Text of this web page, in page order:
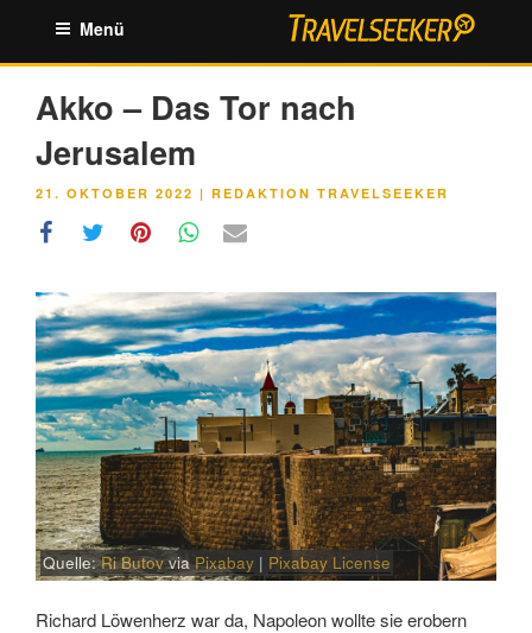
springen
Menü
Akko – Das Tor nach
Jerusalem
VERÖFFENTLICHT
21. OKTOBER 2022 | REDAKTION TRAVELSEEKER
Quelle:Ri ButovviaPixabay | Pixabay License
Richard Löwenherz war da, Napoleon wollte sie erobern